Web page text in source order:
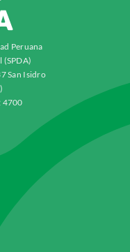
Peruana
(SPDA)
San Isidro
4700